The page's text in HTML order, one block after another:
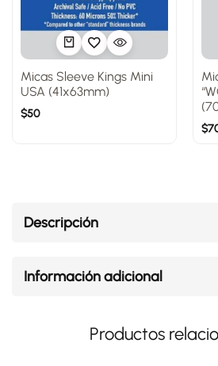
Micas Sleeve Kings Mini
USA (41x63mm)
$50
$
Descripción
Información adicional
Productos